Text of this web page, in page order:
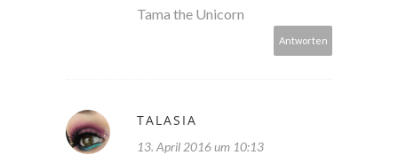
Tama the Unicorn
Antworten
TALASIA
13. April 2016 um 10:13